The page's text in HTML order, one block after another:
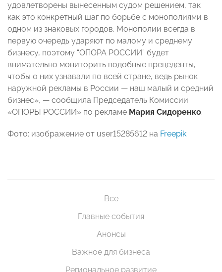
удовлетворены вынесенным судом решением, так
как это конкретный шаг по борьбе с монополиями в
одном из знаковых городов. Монополии всегда в
первую очередь ударяют по малому и среднему
бизнесу, поэтому “ОПОРА РОССИИ” будет
внимательно мониторить подобные прецеденты,
чтобы о них узнавали по всей стране, ведь рынок
наружной рекламы в России — наш малый и средний
бизнес», — сообщила Председатель Комиссии
«ОПОРЫ РОССИИ» по рекламе Мария Сидоренко.
Фото: изображение от user15285612 на Freepik
Все
Главные события
Анонсы
Важное для бизнеса
Региональное развитие